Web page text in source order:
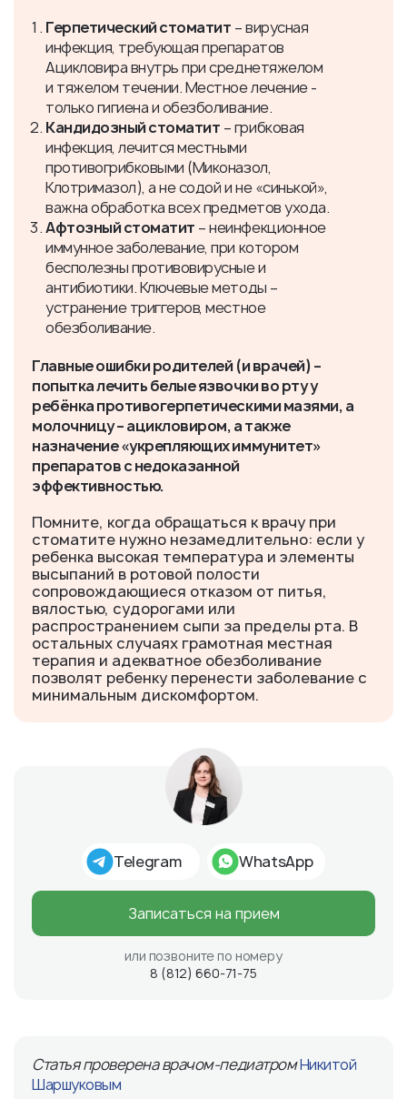
Герпетический стоматит – вирусная
инфекция, требующая препаратов
Ацикловира внутрь при среднетяжелом
и тяжелом течении. Местное лечение -
только гигиена и обезболивание.
Кандидозный стоматит – грибковая
инфекция, лечится местными
противогрибковыми (Миконазол,
Клотримазол), а не содой и не «синькой»,
важна обработка всех предметов ухода.
Афтозный стоматит – неинфекционное
иммунное заболевание, при котором
бесполезны противовирусные и
антибиотики. Ключевые методы –
устранение триггеров, местное
обезболивание.
Главные ошибки родителей (и врачей) –
попытка лечить белые язвочки во рту у
ребёнка противогерпетическими мазями, а
молочницу – ацикловиром, а также
назначение «укрепляющих иммунитет»
препаратов с недоказанной
эффективностью.
Помните, когда обращаться к врачу при
стоматите нужно незамедлительно: если у
ребенка высокая температура и элементы
высыпаний в ротовой полости
сопровождающиеся отказом от питья,
вялостью, судорогами или
распространением сыпи за пределы рта. В
остальных случаях грамотная местная
терапия и адекватное обезболивание
позволят ребенку перенести заболевание с
минимальным дискомфортом.
Telegram WhatsApp
Записаться на прием
или позвоните по номеру
8 (812) 660-71-75
Статья проверена врачом-педиатромНикитой
Шаршуковым